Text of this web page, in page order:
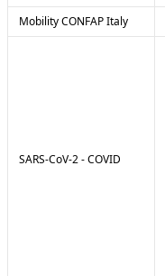
Mobility CONFAP Italy
SARS-CoV-2 - COVID